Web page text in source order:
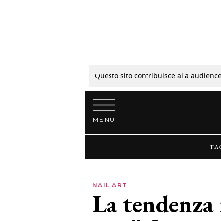
Questo sito contribuisce alla
Vai al contenuto
MENU
NAIL ART
La